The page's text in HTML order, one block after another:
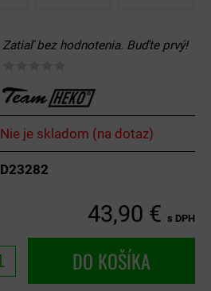
Zatiaľ bez hodnotenia. Buďte prvý!
Nie je skladom (na dotaz)
D23282
43,90 € s DPH
DO KOŠÍKA